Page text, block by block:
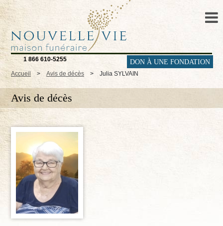
1 866 610-5255 DON À UNE FONDATION
Accueil > Avis de décès > Julia SYLVAIN
Avis de décès